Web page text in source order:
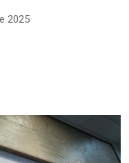
2025